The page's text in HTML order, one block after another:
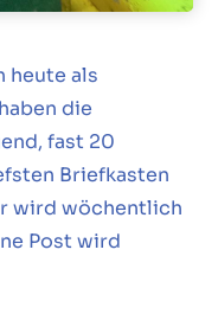
heute als
die
fast 20
Briefkasten
wird wöchentlich
Post wird